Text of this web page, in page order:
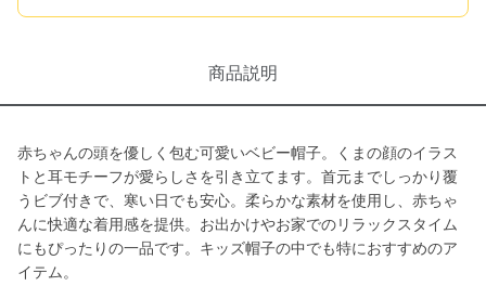
商品説明
赤ちゃんの頭を優しく包む可愛いベビー帽子。くまの顔のイラス
トと耳モチーフが愛らしさを引き立てます。首元までしっかり覆
うビブ付きで、寒い日でも安心。柔らかな素材を使用し、赤ちゃ
んに快適な着用感を提供。お出かけやお家でのリラックスタイム
にもぴったりの一品です。キッズ帽子の中でも特におすすめのア
イテム。